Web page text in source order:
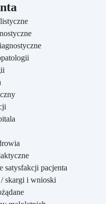
satysfakcji pacjenta
/ skargi i wnioski